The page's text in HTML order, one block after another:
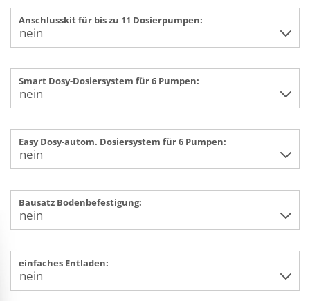
Anschlusskit für bis zu 11 Dosierpumpen:
Smart Dosy-Dosiersystem für 6 Pumpen:
Easy Dosy-autom. Dosiersystem für 6 Pumpen:
Bausatz Bodenbefestigung:
einfaches Entladen: